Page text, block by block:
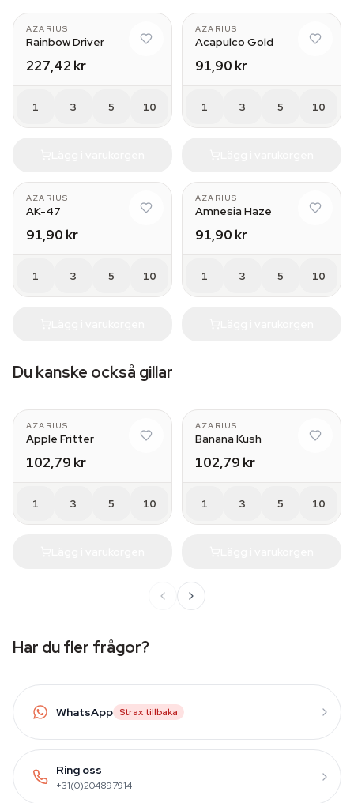
AZARIUS
Rainbow Driver
227,42 kr
1 3 5 10
AZARIUS
Acapulco Gold
91,90 kr
1 3 5 10
AZARIUS
AK-47
91,90 kr
1 3 5 10
AZARIUS
Amnesia Haze
91,90 kr
1 3 5 10
Du kanske också gillar
AZARIUS
Apple Fritter
102,79 kr
1 3 5 10
AZARIUS
Banana Kush
102,79 kr
1 3 5 10
Har du fler frågor?
WhatsApp Strax tillbaka
Ring oss
+31(0)204897914